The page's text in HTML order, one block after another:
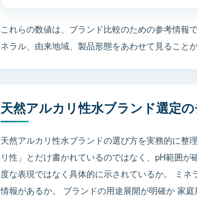
これらの数値は、ブランド比較のための参考情報
ネラル、由来地域、製品形態をあわせて見ることが
天然アルカリ性水ブランド選定
天然アルカリ性水ブランドの選び方を実務的に整
リ性」とだけ書かれているのではなく、pH範囲
度な表現ではなく具体的に示されているか。 ミ
情報があるか。 ブランドの用途展開が明確か 家